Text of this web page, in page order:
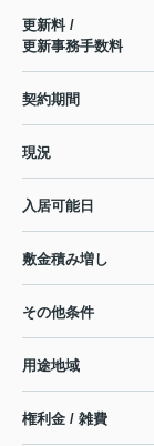
更新料 /
更新事務手数料
契約期間
現況
入居可能日
敷金積み増し
その他条件
用途地域
権利金 / 雑費